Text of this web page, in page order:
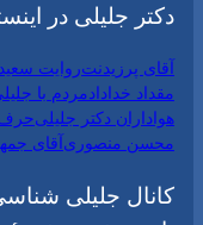
دکتر جلیلی در
آقای پرزیدنتروایت سعید
مقداد خدادادمردم با
هواداران دکتر جلیلیحرف
محسن منصوریآقای
کانال جلیلی